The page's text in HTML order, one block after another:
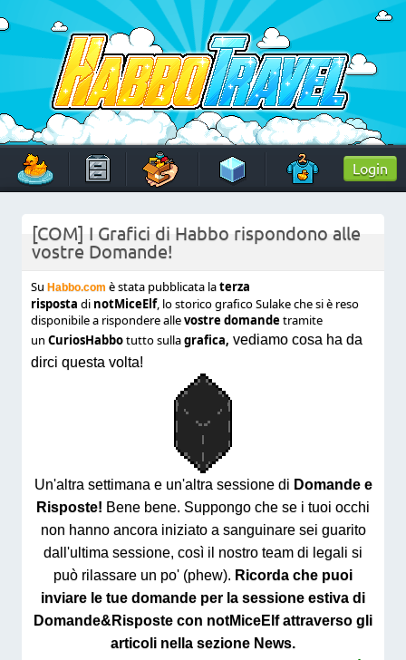
to
content
HabboTravel
Un viaggio di pixel!
Login
[COM] I Grafici di Habbo rispondono alle
vostre Domande!
Su Habbo.com è stata pubblicata laterza
risposta di notMiceElf, lo storico grafico Sulake che si è reso
disponibile a rispondere allevostre domandetramite
un CuriosHabbotutto sullagrafica, vediamo cosa ha da
dirci questa volta!
Un'altra settimana e un'altra sessione di Domande e
Risposte! Bene bene. Suppongo che se i tuoi occhi
non hanno ancora iniziato a sanguinare sei guarito
dall'ultima sessione, così il nostro team di legali si
può rilassare un po' (phew). Ricorda che puoi
inviare le tue domande per la sessione estiva di
Domande&Risposte con notMiceElf attraverso gli
articoli nella sezione News.